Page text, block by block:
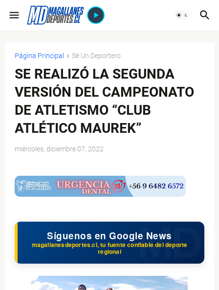
Página Principal Sé Un Deportero
SE REALIZÓ LA SEGUNDA
VERSIÓN DEL CAMPEONATO
DE ATLETISMO “CLUB
ATLÉTICO MAUREK”
miércoles, diciembre 07, 2022
Síguenos en Google News
magallanesdeportes.cl, tu fuente confiable del deporte
regional